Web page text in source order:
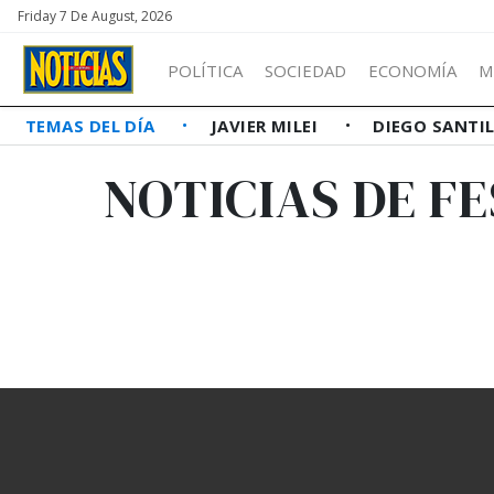
Friday 7 De August, 2026
POLÍTICA SOCIEDAD ECONOMÍA
TEMAS DEL DÍA JAVIER MILEI DIEGO
NOTICIAS DE